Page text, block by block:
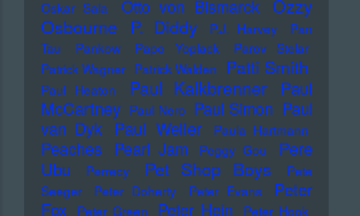
Oskar Sala
Otto von Bismarck Ozzy
Osbourne
P. Diddy P.J. Harvey
Pan
Tau
Pankow Papo Yoplack
Parov Stelar
Patrick Wagner Patrick Walden Patti Smith
Paul Heaton Paul Kalkbrenner
Paul
McCartney Paul Nero Paul Simon Paul
van Dyk Paul Weller Paula Hartmann
Peaches Pearl Jam Peggy Gou
Pere
Ubu
Perrecy Pet Shop Boys
Pete
Seeger
Peter Doherty Peter Evans
Peter
Fox
Peter Green Peter Hein
Peter Hook